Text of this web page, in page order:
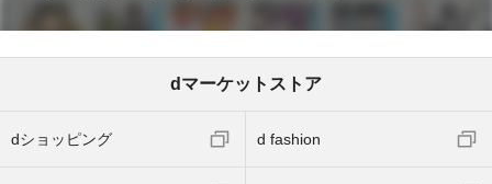
dマーケットストア
dショッピング d fashion